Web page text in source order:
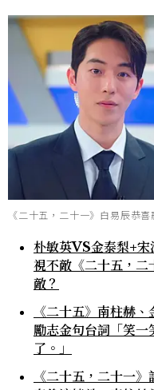
《二十五，二十一》白易辰
朴敏英VS金泰梨+
視不敵《二十五，二
敵？
《二十五》南柱赫
勵志金句台詞「笑一
了。」
《二十五，二十一